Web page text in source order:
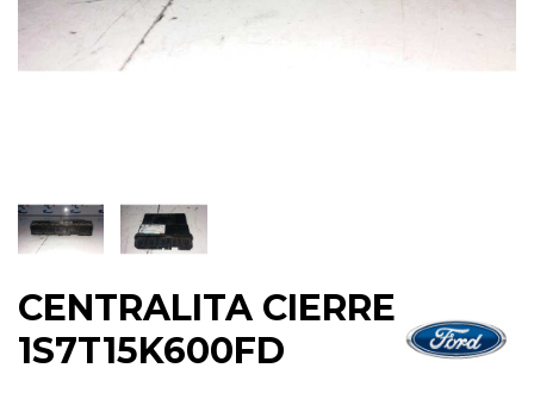
CENTRALITA CIERRE
1S7T15K600FD